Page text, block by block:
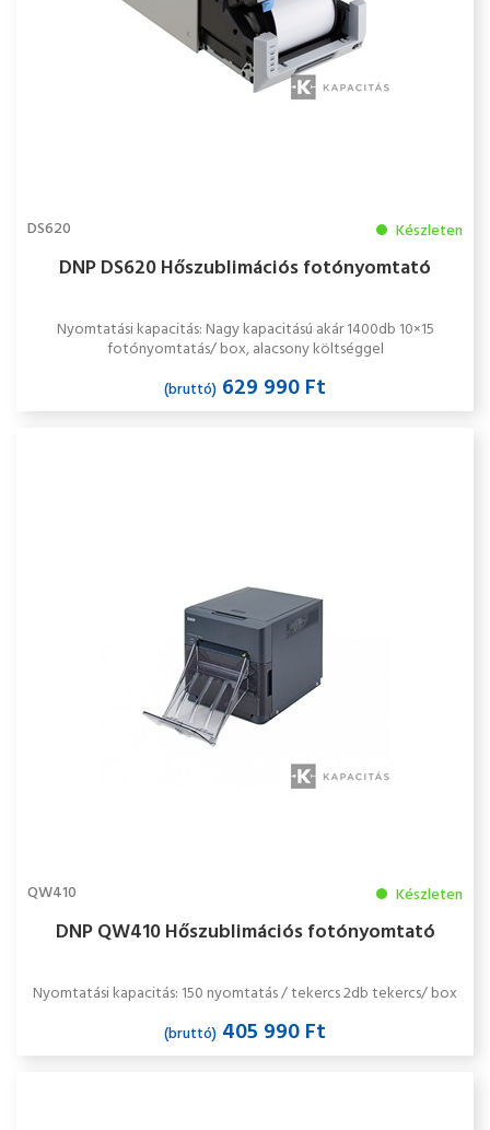
DS620 Készleten
DNP DS620 Hőszublimációs fotónyomtató
Nyomtatási kapacitás: Nagy kapacitású akár 1400db 10×15
fotónyomtatás/ box, alacsony költséggel
(bruttó) 629 990 Ft
QW410 Készleten
DNP QW410 Hőszublimációs fotónyomtató
Nyomtatási kapacitás: 150 nyomtatás / tekercs 2db tekercs/ box
(bruttó) 405 990 Ft